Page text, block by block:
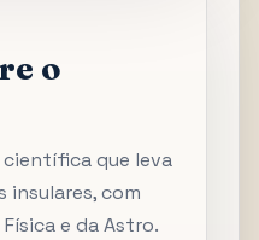
o
que leva
insulares, com
e da Astro.